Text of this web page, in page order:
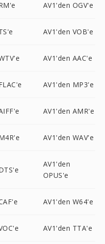
AV1'den OGV'e
AV1'den VOB'e
AV1'den AAC'e
AV1'den MP3'e
AV1'den AMR'e
AV1'den WAV'e
AV1'den
OPUS'e
AV1'den W64'e
AV1'den TTA'e